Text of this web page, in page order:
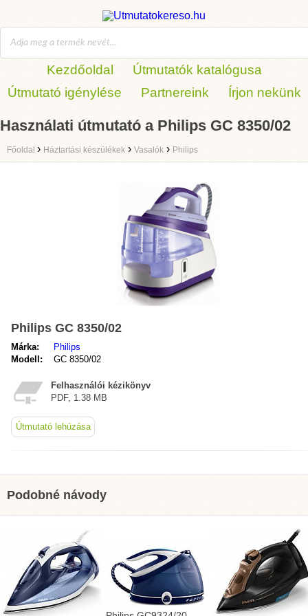
Kezdőoldal
Útmutatók katalógusa
Útmutató igénylése
Partnereink Írjon nekünk
Használati útmutató a Philips GC 8350/02
Főoldal › Háztartási készülékek › Vasalók › Philips
Philips GC 8350/02
Márka:
Philips
Modell:
GC 8350/02
Felhasználói kézikönyv
PDF, 1.38 MB
Útmutató lehúzása
Podobné návody